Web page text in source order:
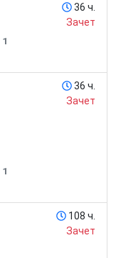
36 ч.
Зачет
1
36 ч.
Зачет
1
108 ч.
Зачет